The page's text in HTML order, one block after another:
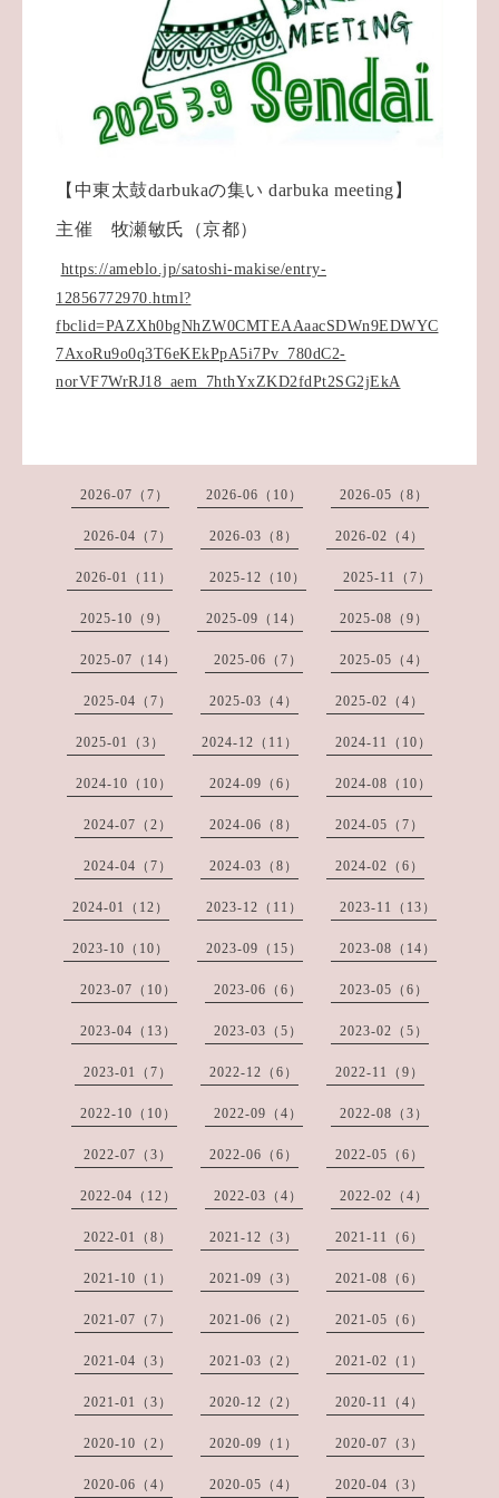
【中東太鼓darbukaの集い darbuka meeting】
主催 牧瀬敏氏（京都）
https://ameblo.jp/satoshi-makise/entry-
12856772970.html?
fbclid=PAZXh0bgNhZW0CMTEAAaacSDWn9EDWYC
7AxoRu9o0q3T6eKEkPpA5i7Pv_780dC2-
norVF7WrRJ18_aem_7hthYxZKD2fdPt2SG2jEkA
2026-07（7） 2026-06（10） 2026-05（8）
2026-04（7） 2026-03（8） 2026-02（4）
2026-01（11） 2025-12（10） 2025-11（7）
2025-10（9） 2025-09（14） 2025-08（9）
2025-07（14） 2025-06（7） 2025-05（4）
2025-04（7） 2025-03（4） 2025-02（4）
2025-01（3） 2024-12（11） 2024-11（10）
2024-10（10） 2024-09（6） 2024-08（10）
2024-07（2） 2024-06（8） 2024-05（7）
2024-04（7） 2024-03（8） 2024-02（6）
2024-01（12） 2023-12（11） 2023-11（13）
2023-10（10） 2023-09（15） 2023-08（14）
2023-07（10） 2023-06（6） 2023-05（6）
2023-04（13） 2023-03（5） 2023-02（5）
2023-01（7） 2022-12（6） 2022-11（9）
2022-10（10） 2022-09（4） 2022-08（3）
2022-07（3） 2022-06（6） 2022-05（6）
2022-04（12） 2022-03（4） 2022-02（4）
2022-01（8） 2021-12（3） 2021-11（6）
2021-10（1） 2021-09（3） 2021-08（6）
2021-07（7） 2021-06（2） 2021-05（6）
2021-04（3） 2021-03（2） 2021-02（1）
2021-01（3） 2020-12（2） 2020-11（4）
2020-10（2） 2020-09（1） 2020-07（3）
2020-06（4） 2020-05（4） 2020-04（3）